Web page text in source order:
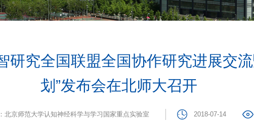
研究全国联盟全国协作研究进展交
划”发布会在北师大召开
北京师范大学认知神经科学与学习国家重点实验室 2018-07-14